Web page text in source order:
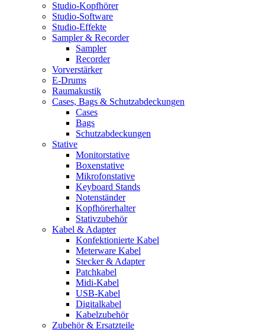
Studio-Kopfhörer
Studio-Software
Studio-Effekte
Sampler & Recorder
Sampler
Recorder
Vorverstärker
E-Drums
Raumakustik
Cases, Bags & Schutzabdeckungen
Cases
Bags
Schutzabdeckungen
Stative
Monitorstative
Boxenstative
Mikrofonstative
Keyboard Stands
Notenständer
Kopfhörerhalter
Stativzubehör
Kabel & Adapter
Konfektionierte Kabel
Meterware Kabel
Stecker & Adapter
Patchkabel
Midi-Kabel
USB-Kabel
Digitalkabel
Kabelzubehör
Zubehör & Ersatzteile